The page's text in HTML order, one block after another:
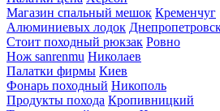
Магазин спальный мешок Кременчуг
Алюминиевых лодок
Стоит походный рюкзак Ровно
Нож sanrenmu Николаев
Палатки фирмы Киев
Фонарь походный Никополь
Продукты похода Кропивницкий